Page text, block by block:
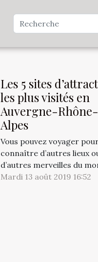
Les 5 sites
les plus visités en
Auvergne-Rhône-
Alpes
Vous pouvez voyager
connaître d’autres lieux
d’autres merveilles du
comme vous pouvez
Mardi 13 août 2019 16:52